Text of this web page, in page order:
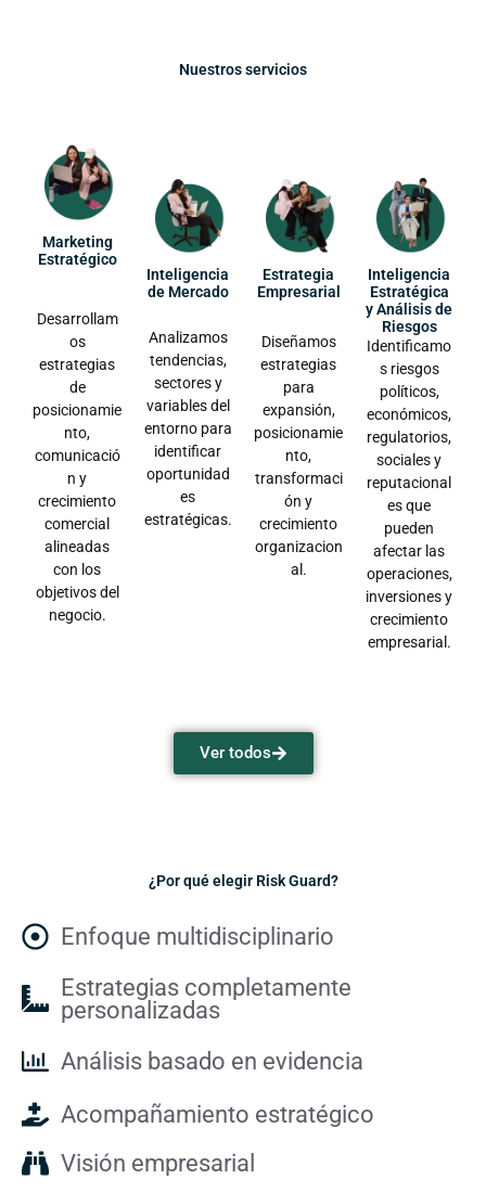
Nuestros servicios
Marketing
Estratégico
Desarrollam
os
estrategias
de
posicionamie
nto,
comunicació
n y
crecimiento
comercial
alineadas
con los
objetivos del
negocio.
Inteligencia
de Mercado
Analizamos
tendencias,
sectores y
variables del
entorno para
identificar
oportunidad
es
estratégicas.
Estrategia
Empresarial
Diseñamos
estrategias
para
expansión,
posicionamie
nto,
transformaci
ón y
crecimiento
organizacion
al.
Inteligencia
Estratégica
y Análisis de
Riesgos
Identificamo
s riesgos
políticos,
económicos,
regulatorios,
sociales y
reputacional
es que
pueden
afectar las
operaciones,
inversiones y
crecimiento
empresarial.
Ver todos
¿Por qué elegir Risk Guard?
Enfoque multidisciplinario
Estrategias completamente
personalizadas
Análisis basado en evidencia
Acompañamiento estratégico
Visión empresarial